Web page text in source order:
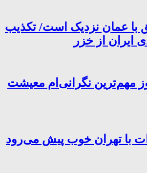
با عمان نزدیک است/ تکذیب
مهم‌ترین نگرانی‌ام معیشت
با تهران خوب پیش می‌رود